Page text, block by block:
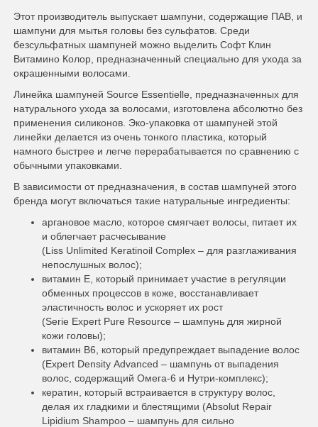
Этот производитель выпускает шампуни, содержащие ПАВ, и
шампуни для мытья головы без сульфатов. Среди
безсульфатных шампуней можно выделить Софт Клин
Витамино Колор, предназначенный специально для ухода за
окрашенными волосами.
Линейка шампуней Source Essentielle, предназначенных для
натурального ухода за волосами, изготовлена абсолютно без
применения силиконов. Эко-упаковка от шампуней этой
линейки делается из очень тонкого пластика, который
намного быстрее и легче перерабатывается по сравнению с
обычными упаковками.
В зависимости от предназначения, в состав шампуней этого
бренда могут включаться такие натуральные ингредиенты:
аргановое масло, которое смягчает волосы, питает их
и облегчает расчесывание
(Liss Unlimited Keratinoil Complex – для разглаживания
непослушных волос);
витамин Е, который принимает участие в регуляции
обменных процессов в коже, восстанавливает
эластичность волос и ускоряет их рост
(Serie Expert Pure Resource – шампунь для жирной
кожи головы);
витамин В6, который предупреждает выпадение волос
(Expert Density Advanced – шампунь от выпадения
волос, содержащий Омега-6 и Нутри-комплекс);
кератин, который встраивается в структуру волос,
делая их гладкими и блестящими (Absolut Repair
Lipidium Shampoo – шампунь для сильно